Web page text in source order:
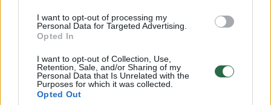
I want to opt-out of processing my
Personal Data for Targeted Advertising.
Opted In
I want to opt-out of Collection, Use,
Retention, Sale, and/or Sharing of my
Personal Data that Is Unrelated with the
Purposes for which it was collected.
Opted Out
vaizdas pribloškia
Žinios
00:00:55
Avarija Vilniuje: į stotelę įsirėžęs automobilis sužalojo
dvi moteris